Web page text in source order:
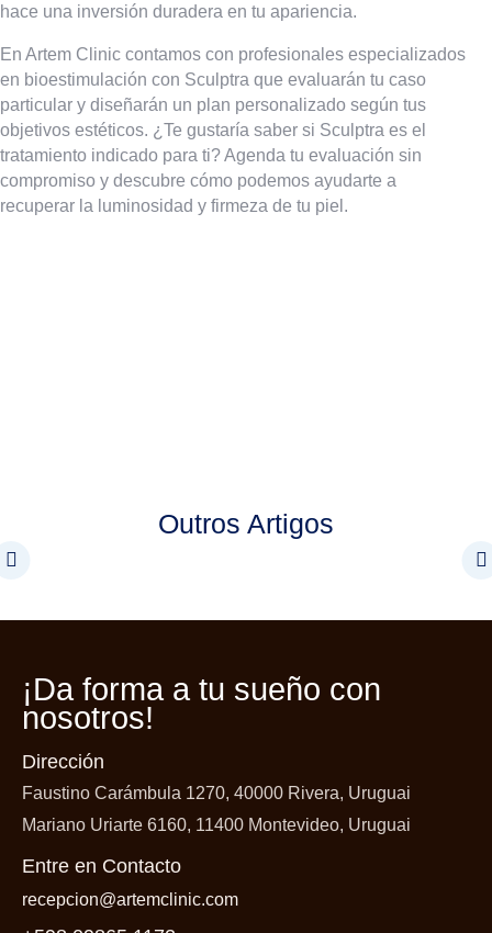
hace una inversión duradera en tu apariencia.
En Artem Clinic contamos con profesionales especializados
en bioestimulación con Sculptra que evaluarán tu caso
particular y diseñarán un plan personalizado según tus
objetivos estéticos. ¿Te gustaría saber si Sculptra es el
tratamiento indicado para ti? Agenda tu evaluación sin
compromiso y descubre cómo podemos ayudarte a
recuperar la luminosidad y firmeza de tu piel.
Outros Artigos
¡Da forma a tu sueño con
nosotros!
Dirección
Faustino Carámbula 1270, 40000 Rivera, Uruguai
Mariano Uriarte 6160, 11400 Montevideo, Uruguai
Entre en Contacto
recepcion@artemclinic.com